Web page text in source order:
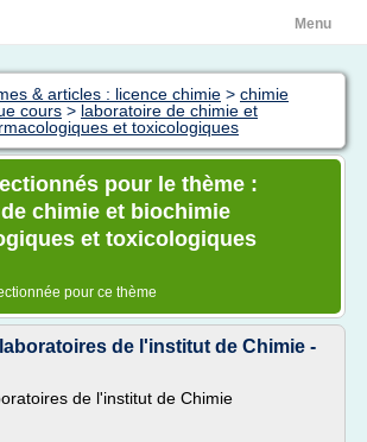
Menu
& articles : licence chimie > chimie
cours > laboratoire de chimie et
et toxicologiques
pour le thème :
chimie et biochimie
et toxicologiques
pour ce thème
de l'institut de Chimie -
de l'institut de Chimie